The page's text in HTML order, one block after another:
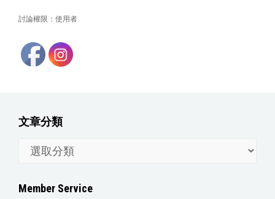
討論權限：使用者
文章分類
分
Member Service